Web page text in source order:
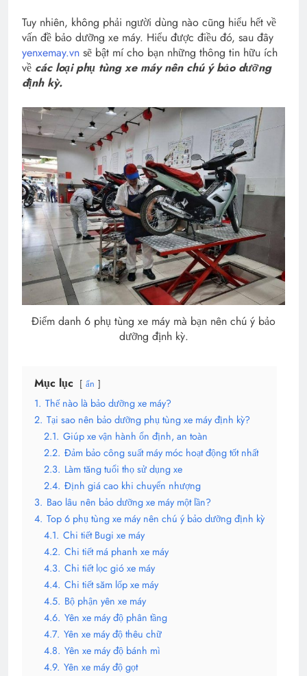
Tuy nhiên, không phải người dùng nào cũng hiểu hết về
vấn đề bảo dưỡng xe máy. Hiểu được điều đó, sau đây
yenxemay.vn sẽ bật mí cho bạn những thông tin hữu ích
về các loại phụ tùng xe máy nên chú ý bảo dưỡng
định kỳ.
Điểm danh 6 phụ tùng xe máy mà bạn nên chú ý bảo
dưỡng định kỳ.
Mục lục ẩn
1. Thế nào là bảo dưỡng xe máy?
2. Tại sao nên bảo dưỡng phụ tùng xe máy định kỳ?
2.1. Giúp xe vận hành ổn định, an toàn
2.2. Đảm bảo công suất máy móc hoạt động tốt nhất
2.3. Làm tăng tuổi thọ sử dụng xe
2.4. Định giá cao khi chuyển nhượng
3. Bao lâu nên bảo dưỡng xe máy một lần?
4. Top 6 phụ tùng xe máy nên chú ý bảo dưỡng định kỳ
4.1. Chi tiết Bugi xe máy
4.2. Chi tiết má phanh xe máy
4.3. Chi tiết lọc gió xe máy
4.4. Chi tiết săm lốp xe máy
4.5. Bộ phận yên xe máy
4.6. Yên xe máy độ phân tầng
4.7. Yên xe máy độ thêu chữ
4.8. Yên xe máy độ bánh mì
4.9. Yên xe máy độ gọt